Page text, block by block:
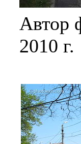
Автор
2010 г.